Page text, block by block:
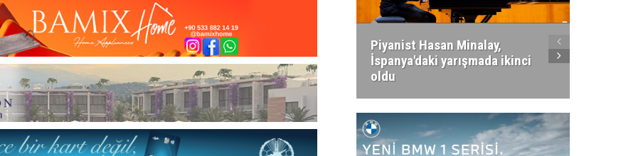
Piyanist Hasan Minalay,
İspanya'daki yarışmada ikinci
oldu